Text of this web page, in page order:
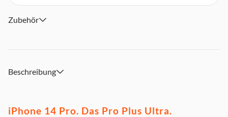
Videowiedergabe
Zubehör
Beschreibung
iPhone 14 Pro. Das Pro Plus Ultra.